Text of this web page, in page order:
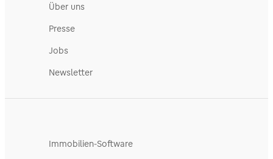
Über uns
Presse
Jobs
Newsletter
Immobilien-Software